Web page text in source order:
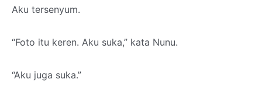
Aku tersenyum.
“Foto itu keren. Aku suka,” kata Nunu.
“Aku juga suka.”